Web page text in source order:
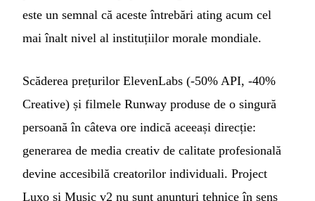
este un semnal că aceste întrebări ating acum cel
mai înalt nivel al instituțiilor morale mondiale.
Scăderea prețurilor ElevenLabs (-50% API, -40%
Creative) și filmele Runway produse de o singură
persoană în câteva ore indică aceeași direcție:
generarea de media creativ de calitate profesională
devine accesibilă creatorilor individuali. Project
Luxo și Music v2 nu sunt anunțuri tehnice în sens